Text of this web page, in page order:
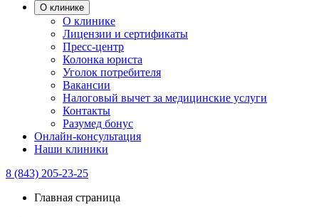
О клинике
О клинике
Лицензии и сертификаты
Пресс-центр
Колонка юриста
Уголок потребителя
Вакансии
Налоговый вычет за медицинские услуги
Контакты
Разумед бонус
Онлайн-консультация
Наши клиники
8 (843) 205-23-25
Главная страница